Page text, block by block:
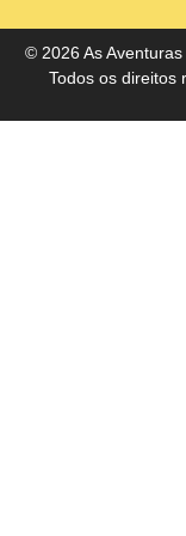
© 2026 As
Todos os direitos